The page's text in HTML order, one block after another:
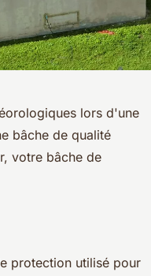
lors d'une
bâche de qualité
votre bâche de
protection utilisé pour